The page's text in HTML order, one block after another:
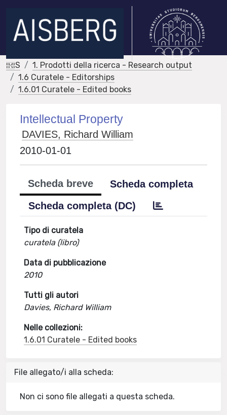
IRIS
1. Prodotti della ricerca - Research output
1.6 Curatele - Editorships
1.6.01 Curatele - Edited books
Intellectual Property
DAVIES, Richard William
2010-01-01
Scheda breve
Scheda completa
Scheda completa (DC)
Tipo di curatela
curatela (libro)
Data di pubblicazione
2010
Tutti gli autori
Davies, Richard William
Nelle collezioni:
1.6.01 Curatele - Edited books
File allegato/i alla scheda:
Non ci sono file allegati a questa scheda.